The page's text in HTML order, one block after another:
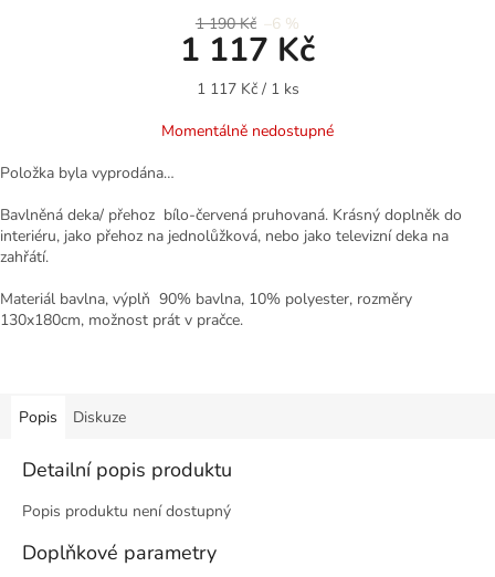
1 190 Kč –6 %
1 117 Kč
Měrná
1 117 Kč / 1 ks
Momentálně nedostupné
Položka byla vyprodána…
Bavlněná deka/ přehoz bílo-červená pruhovaná. Krásný doplněk do
interiéru, jako přehoz na jednolůžková, nebo jako televizní deka na
zahřátí.
Materiál bavlna, výplň 90% bavlna, 10% polyester, rozměry
130x180cm, možnost prát v pračce.
Popis Diskuze
Detailní popis produktu
Popis produktu není dostupný
Doplňkové parametry